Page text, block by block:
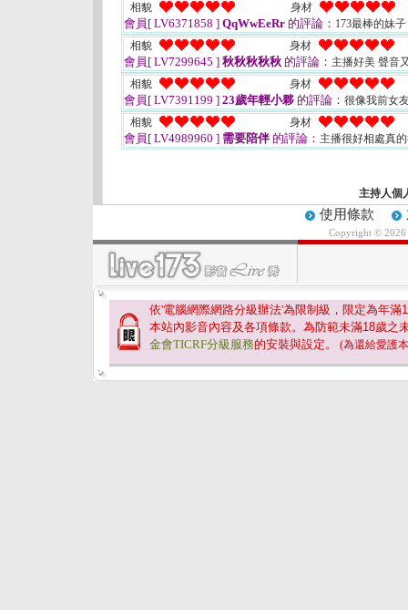
相貌 身材
會員[ LV6371858 ] QqWwEeRr 的評論： 173最棒的妹
相貌
身材
會員[ LV7299645 ] 秋秋秋秋秋 的評論： 主播好美 聲音
相貌
身材
會員[ LV7391199 ] 23歲年輕小夥 的評論： 很像我前女
相貌
身材
會員[ LV4989960 ] 需要陪伴的評論： 主播很好相處真
主持人個
使用條款
Copyright ©
依'電腦網際網路分級辦法'為限制級，限定為年滿
本站內影音內容及各項條款。為防範未滿18歲之
金會TICRF分級服務的安裝與設定。 (為還給愛護